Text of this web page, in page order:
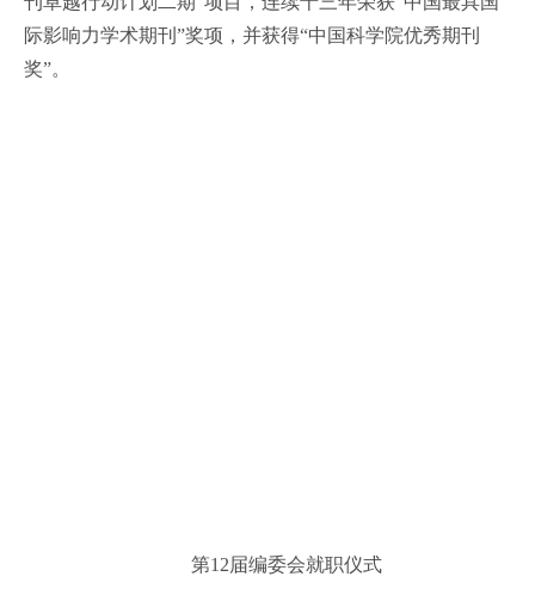
际影响力学术期刊”奖项，并获得“中国科学院优秀期刊
奖”。
第12届编委会就职仪式